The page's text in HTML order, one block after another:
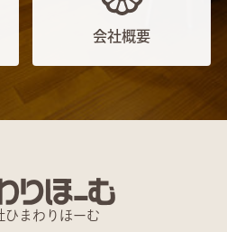
会社概要
ひまわりほーむ